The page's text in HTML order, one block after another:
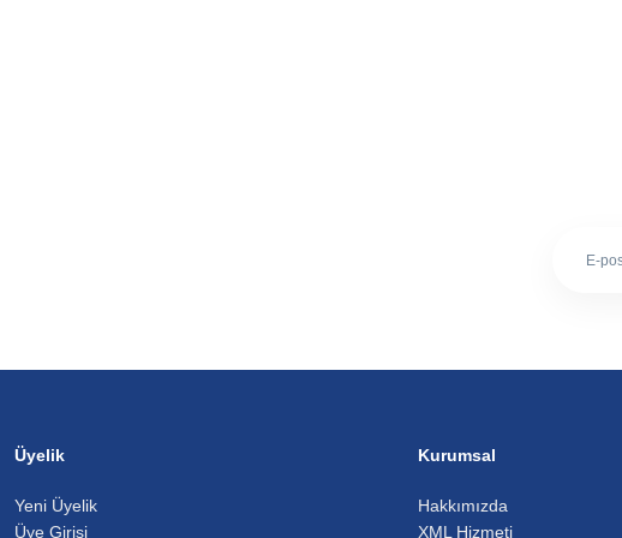
Üyelik
Yeni Üyelik
Üye Girişi
Kurumsal
Hakkımızda
XML Hizmeti